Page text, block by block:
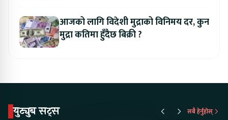
आजको लागि विदेशी मुद्राको विनिमय दर, कुन
मुद्रा कतिमा हुँदैछ बिक्री ?
युट्युब सट्स सबै हेर्नुहोस्